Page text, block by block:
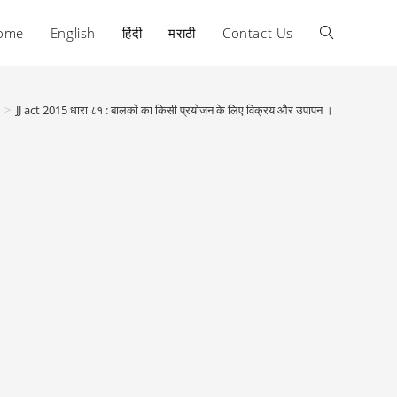
English हिंदी मराठी Contact Us Toggle
> JJ act 2015 धारा ८१ : बालकों का किसी प्रयोजन के लिए विक्रय और उपापन ।